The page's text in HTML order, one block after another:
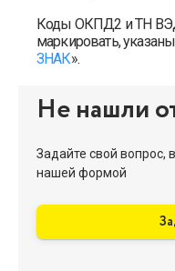
Коды ОКПД2 и ТН
маркировать,
ЗНАК».
Не нашли
Задайте свой вопрос,
нашей формой